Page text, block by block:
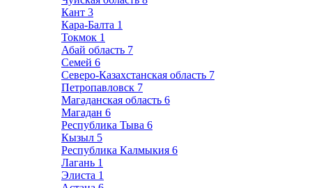
Кант 3
Кара-Балта 1
Токмок 1
Абай область 7
Семей 6
Северо-Казахстанская область 7
Петропавловск 7
Магаданская область 6
Магадан 6
Республика Тыва 6
Кызыл 5
Республика Калмыкия 6
Лагань 1
Элиста 1